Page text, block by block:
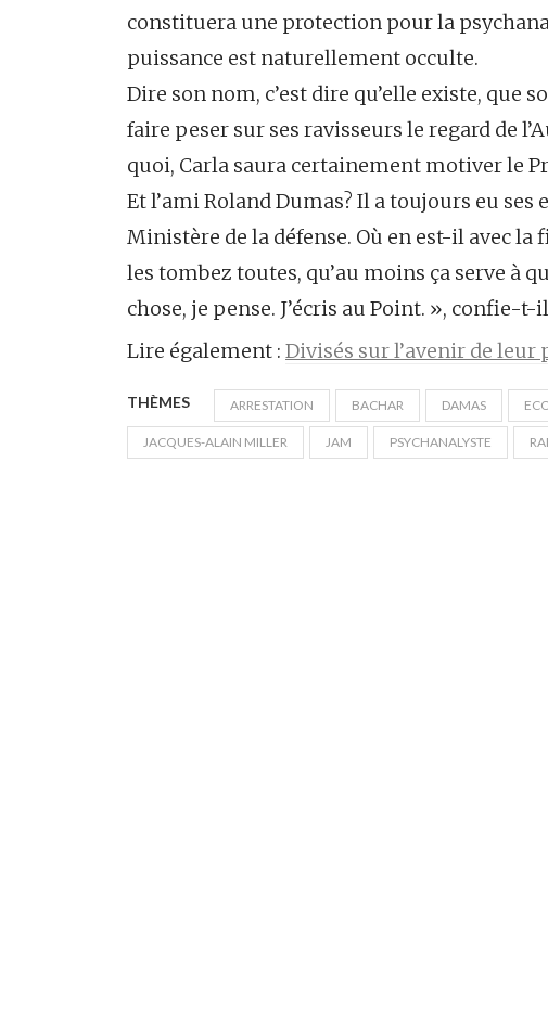
constituera une protection pour la
puissance est naturellement occulte.
Dire son nom, c’est dire qu’elle existe, que
faire peser sur ses ravisseurs le regard de
quoi, Carla saura certainement motiver le
Et l’ami Roland Dumas? Il a toujours eu
Ministère de la défense. Où en est-il avec
les tombez toutes, qu’au moins ça serve à
chose, je pense. J’écris au Point. », confie-t-
Lire également : Divisés sur l’avenir de
THÈMES ARRESTATION BACHAR DAMAS
JACQUES-ALAIN MILLER JAM PSYCHANALYSTE